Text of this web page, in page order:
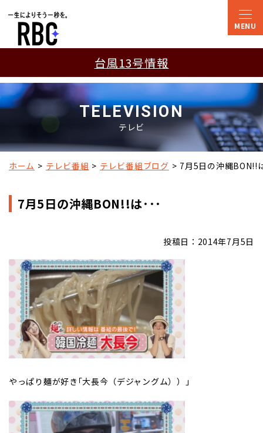
台風13号情報
TELEVISION
テレビ
ホーム テレビ番組 テレビ番組ブログ 7月5日の沖縄BON!!
7月5日の沖縄BON!!は･･･
投稿日：2014年7月5日
やっぱり麺が好き｢大長今（デジャングム））｣